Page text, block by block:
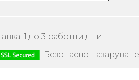
1 до 3 работни дни
Безопасно пазаруване